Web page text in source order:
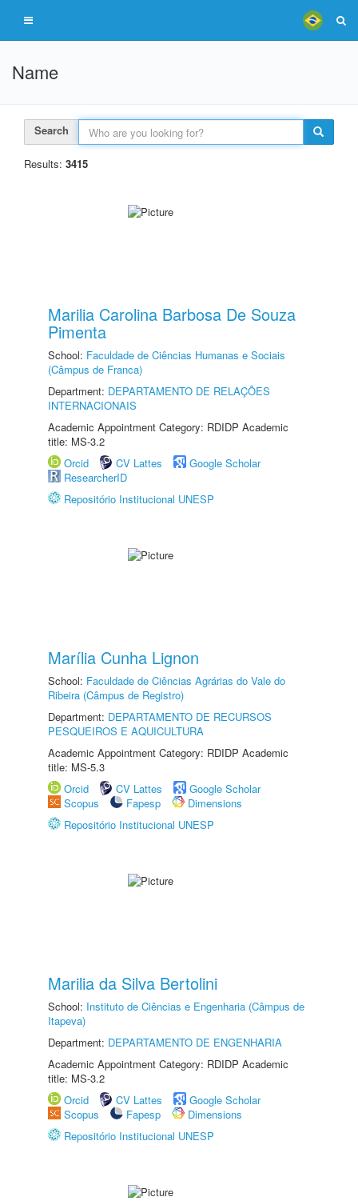
Name
Search
Results: 3415
Marilia Carolina Barbosa De Souza
Pimenta
School: Faculdade de Ciências Humanas e Sociais
(Câmpus de Franca)
Department: DEPARTAMENTO DE RELAÇÕES
INTERNACIONAIS
Academic Appointment Category: RDIDP Academic
title: MS-3.2
Orcid
CV Lattes
Google Scholar
ResearcherID
Repositório Institucional UNESP
Marília Cunha Lignon
School: Faculdade de Ciências Agrárias do Vale do
Ribeira (Câmpus de Registro)
Department: DEPARTAMENTO DE RECURSOS
PESQUEIROS E AQUICULTURA
Academic Appointment Category: RDIDP Academic
title: MS-5.3
Orcid
CV Lattes
Google Scholar
Scopus
Fapesp
Dimensions
Repositório Institucional UNESP
Marilia da Silva Bertolini
School: Instituto de Ciências e Engenharia (Câmpus de
Itapeva)
Department: DEPARTAMENTO DE ENGENHARIA
Academic Appointment Category: RDIDP Academic
title: MS-3.2
Orcid
CV Lattes
Google Scholar
Scopus
Fapesp
Dimensions
Repositório Institucional UNESP